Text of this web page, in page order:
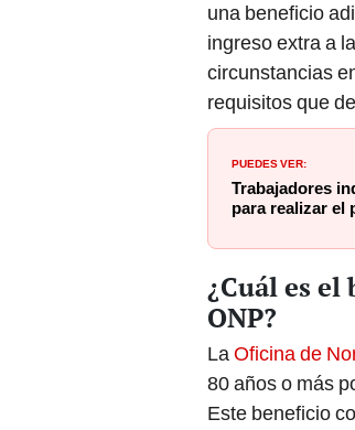
una beneficio
ingreso extra a
circunstancias
requisitos que
PUEDES VER:
Trabajadores
para realizar el
¿Cuál es
ONP?
LaOficina de
80 años o más
Este beneficio